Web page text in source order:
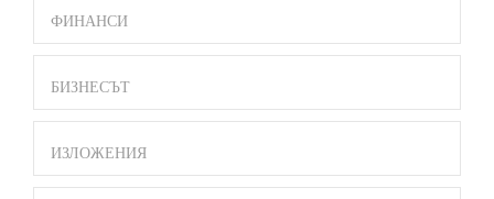
ФИНАНСИ
БИЗНЕСЪТ
ИЗЛОЖЕНИЯ